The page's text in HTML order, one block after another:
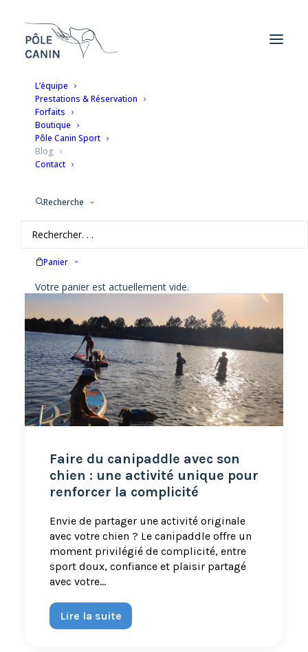
L’équipe
Prestations & Réservation
Forfaits
Boutique
Pôle Canin Sport
Blog
Contact
Recherche
Panier
Votre panier est actuellement vide.
SPORT CANIN
Faire du canipaddle avec son
chien : une activité unique pour
renforcer la complicité
Envie de partager une activité originale
avec votre chien ? Le canipaddle offre un
moment privilégié de complicité, entre
sport doux, confiance et plaisir partagé
avec votre…
Lire la suite